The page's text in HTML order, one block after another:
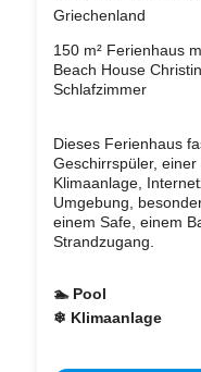
Griechenland
150 m² Ferienhaus
Beach House
Schlafzimmer
Dieses Ferienhaus
Geschirrspüler,
Klimaanlage,
Umgebung,
einem Safe, einem
Strandzugang.
🏊 Pool
❄ Klimaanlage